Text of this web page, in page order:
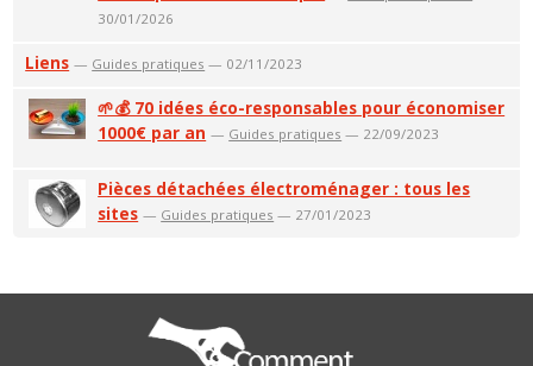
30/01/2026
Liens — Guides pratiques — 02/11/2023
🌱💰 70 idées éco-responsables pour économiser
1000€ par an — Guides pratiques — 22/09/2023
Pièces détachées électroménager : tous les
sites — Guides pratiques — 27/01/2023